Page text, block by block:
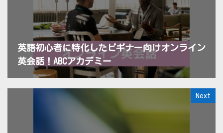
英語初心者に特化したビギナー向けオンライン
英会話！ABCアカデミー
Next